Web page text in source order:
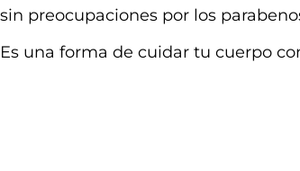
sin preocupaciones por los
Es una forma de cuidar tu cuerpo